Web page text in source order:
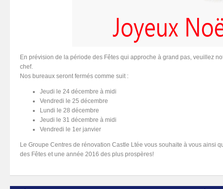
En prévision de la période des Fêtes qui approche à grand pas, veuillez
chef.
Nos bureaux seront fermés comme suit :
Jeudi le 24 décembre à midi
Vendredi le 25 décembre
Lundi le 28 décembre
Jeudi le 31 décembre à midi
Vendredi le 1er janvier
Le Groupe Centres de rénovation Castle Ltée vous souhaite à vous ainsi
des Fêtes et une année 2016 des plus prospères!